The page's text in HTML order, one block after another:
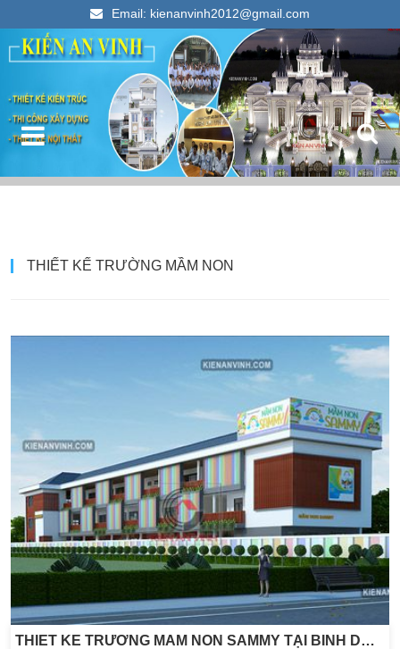
Email: kienanvinh2012@gmail.com
Kiến An Vinh
Thiết kế xây dựng nhà ống đẹp 2023
THIẾT KẾ TRƯỜNG MẦM NON
THIẾT KẾ TRƯỜNG MẦM NON SAMMY TẠI BÌNH DƯƠNG